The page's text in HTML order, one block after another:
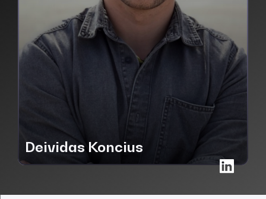
Deividas Koncius